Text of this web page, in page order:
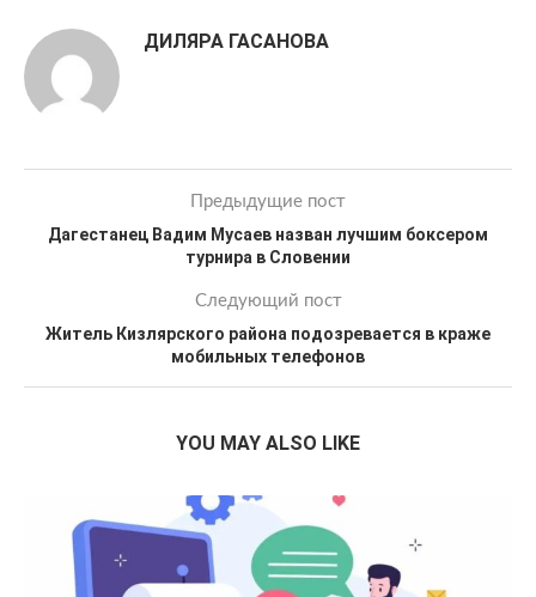
ДИЛЯРА ГАСАНОВА
Предыдущие пост
Дагестанец Вадим Мусаев назван лучшим боксером
турнира в Словении
Следующий пост
Житель Кизлярского района подозревается в краже
мобильных телефонов
YOU MAY ALSO LIKE